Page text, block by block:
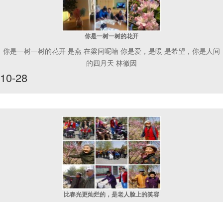
你是一树一树的花开
你是一树一树的花开 是燕 在梁间呢喃 你是爱，是暖 是希望，你是人间
的四月天 林徽因
10-28
比春光更灿烂的，是老人脸上的笑容